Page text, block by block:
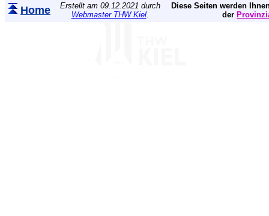
Home
Erstellt am 09.12.2021 durch
Webmaster THW Kiel.
Diese Seiten werden
der